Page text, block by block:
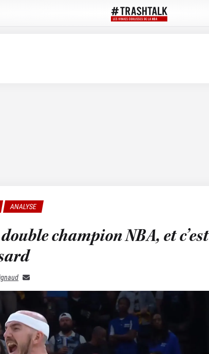
ANALYSE
champion NBA, et c’est